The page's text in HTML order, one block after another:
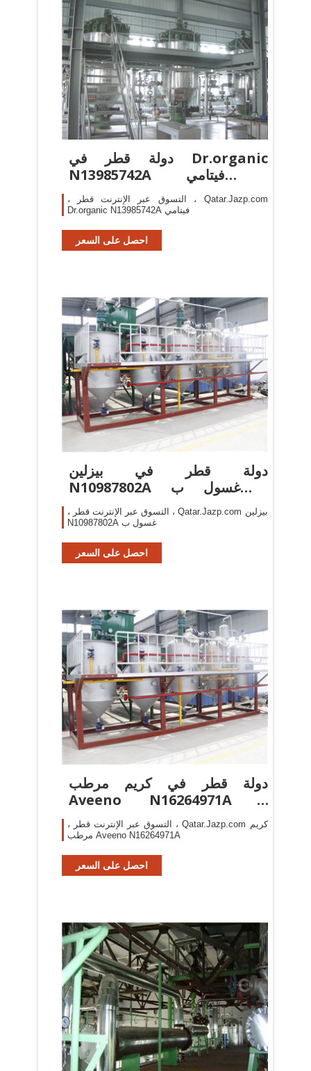
دولة قطر في Dr.organic
N13985742A فيتامي |
Qatar.Jazp.com ، التسوق عبر الإنترنت قطر ، Qatar.Jazp.com
Dr.organic N13985742A فيتامي
احصل على السعر
دولة قطر في بيزلين
N10987802A غسول ب |
Qatar.Jazp.com
، التسوق عبر الإنترنت قطر ، Qatar.Jazp.com بيزلين
N10987802A غسول ب
احصل على السعر
دولة قطر في كريم مرطب
Aveeno N16264971A |
Qatar.Jazp.com
، التسوق عبر الإنترنت قطر ، Qatar.Jazp.com كريم
مرطب Aveeno N16264971A
احصل على السعر